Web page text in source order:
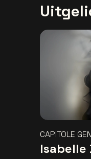
CAPITOLE
Isabelle